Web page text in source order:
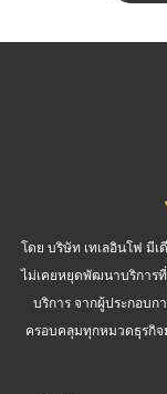
โดย บริษัท เทเลอินโฟ มี
ไม่เคยหยุดพัฒนาบริการ
บริการ จากผู้ประกอบก
ครอบคลุมทุกหมวดธุรกิจ